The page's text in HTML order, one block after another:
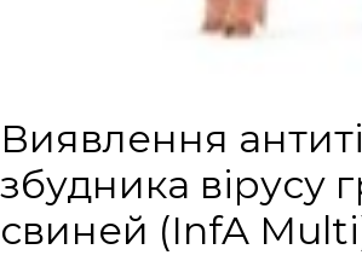
Виявлення
збудника вірусу
свиней (InfA